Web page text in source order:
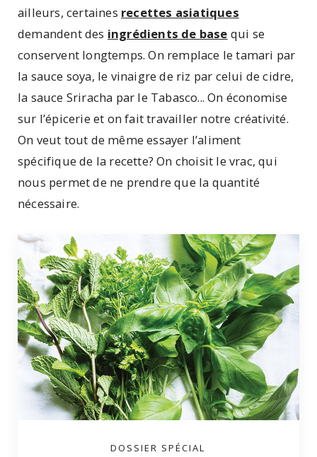
ailleurs, certaines recettes asiatiques
demandent des ingrédients de base qui se
conservent longtemps. On remplace le tamari par
la sauce soya, le vinaigre de riz par celui de cidre,
la sauce Sriracha par le Tabasco... On économise
sur l’épicerie et on fait travailler notre créativité.
On veut tout de même essayer l’aliment
spécifique de la recette? On choisit le vrac, qui
nous permet de ne prendre que la quantité
nécessaire.
DOSSIER SPÉCIAL